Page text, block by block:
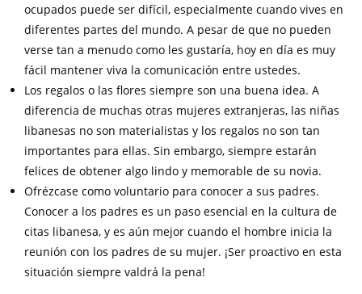
ocupados puede ser difícil, especialmente cuando vives en
diferentes partes del mundo. A pesar de que no pueden
verse tan a menudo como les gustaría, hoy en día es muy
fácil mantener viva la comunicación entre ustedes.
Los regalos o las flores siempre son una buena idea. A
diferencia de muchas otras mujeres extranjeras, las niñas
libanesas no son materialistas y los regalos no son tan
importantes para ellas. Sin embargo, siempre estarán
felices de obtener algo lindo y memorable de su novia.
Ofrézcase como voluntario para conocer a sus padres.
Conocer a los padres es un paso esencial en la cultura de
citas libanesa, y es aún mejor cuando el hombre inicia la
reunión con los padres de su mujer. ¡Ser proactivo en esta
situación siempre valdrá la pena!